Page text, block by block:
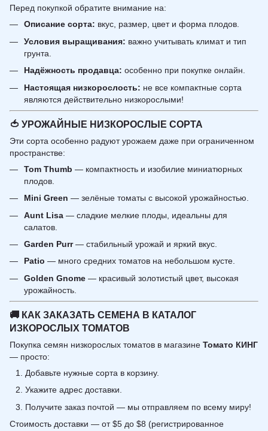
Перед покупкой обратите внимание на:
Описание сорта: вкус, размер, цвет и форма плодов.
Условия выращивания: важно учитывать климат и тип
грунта.
Надёжность продавца: особенно при покупке онлайн.
Настоящая низкорослость: не все компактные сорта
являются действительно низкорослыми!
🍅 УРОЖАЙНЫЕ НИЗКОРОСЛЫЕ СОРТА
Эти сорта особенно радуют урожаем даже при ограниченном
пространстве:
Tom Thumb — компактность и изобилие миниатюрных
плодов.
Mini Green — зелёные томаты с высокой урожайностью.
Aunt Lisa — сладкие мелкие плоды, идеальны для
салатов.
Garden Purr— стабильный урожай и яркий вкус.
Patio — много средних томатов на небольшом кусте.
Golden Gnome — красивый золотистый цвет, высокая
урожайность.
🚚 КАК ЗАКАЗАТЬ СЕМЕНА В КАТАЛОГ
ИЗКОРОСЛЫХ ТОМАТОВ
Покупка семян низкорослых томатов в магазине Томато КИНГ
— просто:
Добавьте нужные сорта в корзину.
Укажите адрес доставки.
Получите заказ почтой — мы отправляем по всему миру!
Стоимость доставки — от $5 до $8 (регистрированное